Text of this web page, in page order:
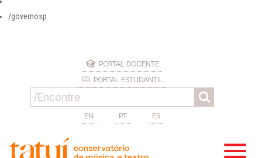
/governosp
PORTAL DOCENTE
PORTAL ESTUDANTIL
EN PT ES